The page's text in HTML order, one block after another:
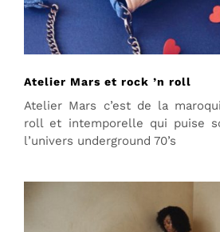
Atelier Mars et rock ’n roll
Atelier Mars c’est de la
roll et intemporelle qui puise
l’univers underground 70’s